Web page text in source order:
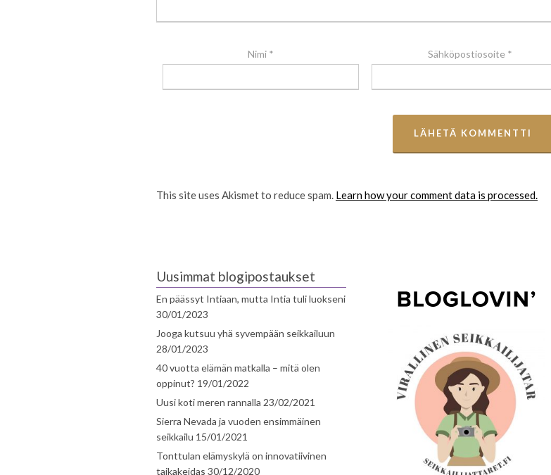
Nimi * Sähköpostiosoite *
This site uses Akismet to reduce spam. Learn how your comment data is processed.
Uusimmat blogipostaukset
En päässyt Intiaan, mutta Intia tuli luokseni
30/01/2023
Jooga kutsuu yhä syvempään seikkailuun
28/01/2023
40 vuotta elämän matkalla – mitä olen
oppinut? 19/01/2022
Uusi koti meren rannalla 23/02/2021
Sierra Nevada ja vuoden ensimmäinen
seikkailu 15/01/2021
Tonttulan elämyskylä on innovatiivinen
taikakeidas 30/12/2020